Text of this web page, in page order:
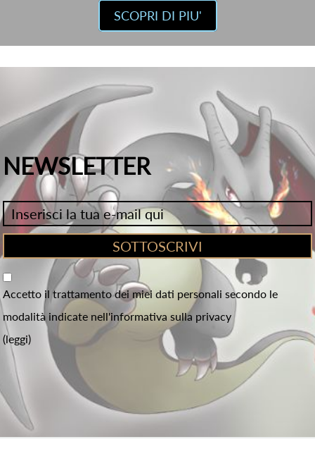
SCOPRI DI PIU'
NEWSLETTER
Accetto il trattamento dei miei dati personali secondo le
modalità indicate nell'informativa sulla privacy
(leggi)